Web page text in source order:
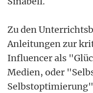
Zu den
Anleitungen zur
Influencer als
Medien, oder